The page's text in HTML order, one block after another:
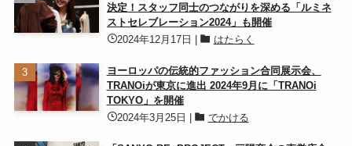
決定！スタッフ同士のつながりを深める「ルミネ
ストセレブレーション2024」も開催
2024年12月17日
はたらく
ヨーロッパの伝統的ファッション合同展示会、
TRANOiが東京に進出 2024年9月に「TRANOi
TOKYO」を開催
2024年3月25日
でかける